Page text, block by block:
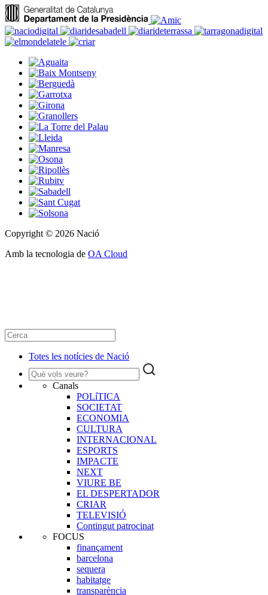
Copyright © 2026 Nació
Amb la tecnologia de OA Cloud
Totes les notícies de Nació
Canals
POLíTICA
SOCIETAT
ECONOMIA
CULTURA
INTERNACIONAL
ESPORTS
IMPACTE
NEXT
VIURE BE
EL DESPERTADOR
CRIAR
TELEVISIÓ
Contingut patrocinat
FOCUS
finançament
barcelona
sequera
habitatge
transparència